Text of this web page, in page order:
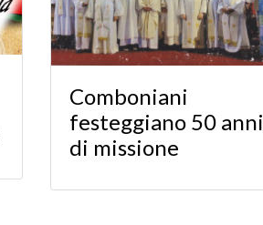
Comboniani
festeggiano 50 anni
di missione